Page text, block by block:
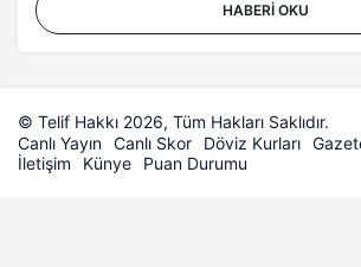
HABERI OKU
© Telif Hakkı 2026, Tüm Hakları Saklıdır.
Canlı Yayın Canlı Skor Döviz Kurları
İletişim
Künye Puan Durumu